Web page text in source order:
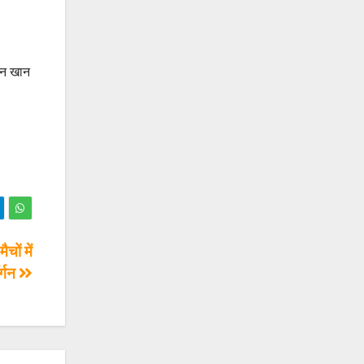
खान
में